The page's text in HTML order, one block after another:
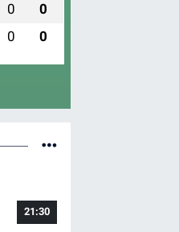
0 0
0 0
21:30